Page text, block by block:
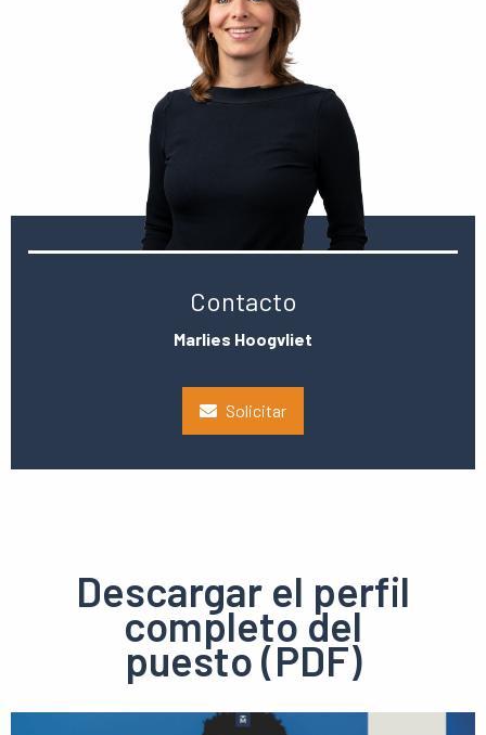
Contacto
Marlies Hoogvliet
Solicitar
Descargar el perfil
completo del
puesto (PDF)
Ver